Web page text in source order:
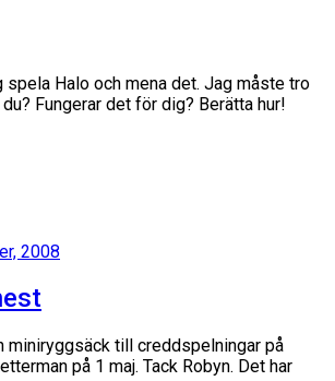
spela Halo och mena det. Jag måste tro
Fungerar det för dig? Berätta hur!
2008
miniryggsäck till creddspelningar på
på 1 maj. Tack Robyn. Det har